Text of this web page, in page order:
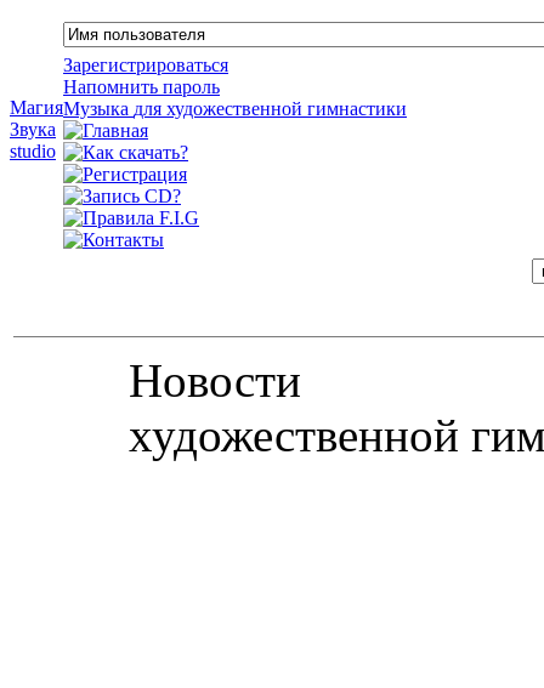
Магия
Звука
studio
Зарегистрироваться
Напомнить пароль
Музыка для художественной гимнастики
Новости
художественной